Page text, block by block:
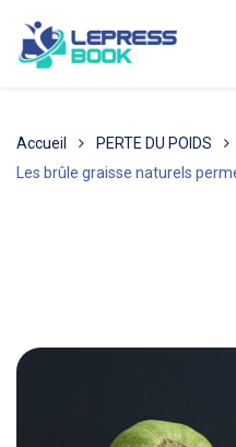
Accueil
PERTE DU POIDS
Les brûle graisse naturels